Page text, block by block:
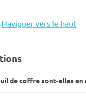
Naviguer vers le haut
de coffre sont-elles en